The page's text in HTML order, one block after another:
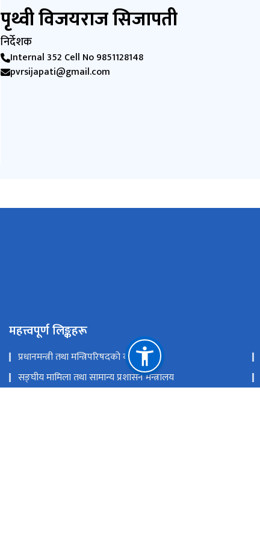
पृथ्वी विजयराज सिजापती
निर्देशक
Internal 352 Cell No 9851128148
pvrsijapati@gmail.com
महत्त्वपूर्ण लिङ्कहरू
प्रधानमन्त्री तथा मन्त्रिपरिषदको कार्यालय
सङ्‍घीय मामिला तथा सामान्य प्रशासन मन्त्रालय